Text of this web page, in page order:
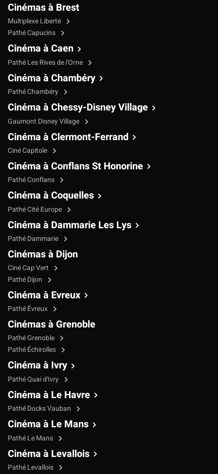
Cinémas à Brest
Multiplexe Liberté
Pathé Capucins
Cinéma à Caen
Pathé Les Rives de l'Orne
Cinéma à Chambéry
Pathé Chambéry
Cinéma à Chessy-Disney Village
Gaumont Disney Village
Cinéma à Clermont-Ferrand
Ciné Capitole
Cinéma à Conflans St Honorine
Pathé Conflans
Cinéma à Coquelles
Pathé Cité Europe
Cinéma à Dammarie Les Lys
Pathé Dammarie
Cinémas à Dijon
Ciné Cap Vert
Pathé Dijon
Cinéma à Evreux
Pathé Évreux
Cinémas à Grenoble
Pathé Grenoble
Pathé Échirolles
Cinéma à Ivry
Pathé Quai d'Ivry
Cinéma à Le Havre
Pathé Docks Vauban
Cinéma à Le Mans
Pathé Le Mans
Cinéma à Levallois
Pathé Levallois